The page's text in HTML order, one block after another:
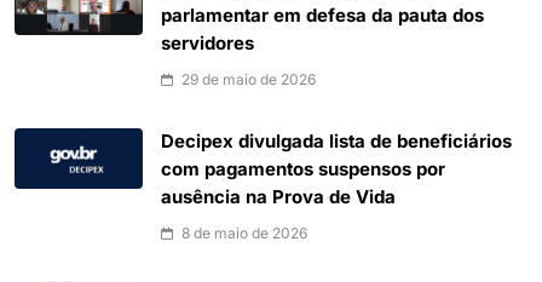
parlamentar em defesa da pauta dos
servidores
29 de maio de 2026
Decipex divulgada lista de beneficiários
com pagamentos suspensos por
ausência na Prova de Vida
8 de maio de 2026